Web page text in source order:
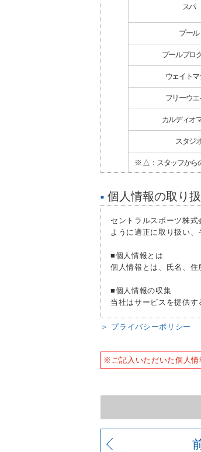
スパ
プール
プールプロ
ウェイト
フリーウエ
カルディオ
スタジ
※ △：スタッフから
４、良好な健康状態で
５、刺青（ファッショ
■ 個人情報の取り
セントラルスポーツ株
ように適正に取り扱い、
■個人情報とは
個人情報とは、氏名、住
■個人情報の収集
当社はサービスを提供
■個人情報の利用
3) 運動プログラム（カ
5) 顧客動向分析、アン
6) 個人を特定できない
＞ プライバシーポリシー
※ご記入いただいた個人情